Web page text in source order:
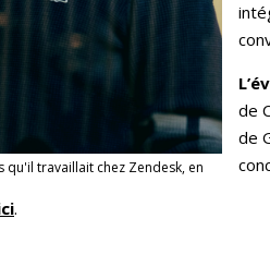
qu'il travaillait chez Zendesk, en
de
de
.